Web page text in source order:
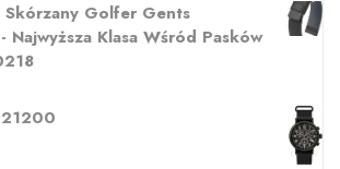
Skórzany Golfer Gents
Klasa Wśród Pasków